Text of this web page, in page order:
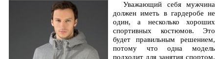
Уважающий себя мужчина
должен иметь в гардеробе не
один, а несколько хороших
спортивных костюмов. Это
будет правильным решением,
потому что одна модель
подходит для занятия спортом,